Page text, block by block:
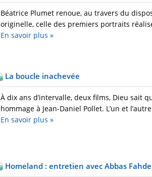
Béatrice Plumet renoue, au travers du
originelle, celle des premiers portraits
En savoir plus »
La boucle inachevée
À dix ans d’intervalle, deux films, Dieu sait
hommage à Jean-Daniel Pollet. L’un et
En savoir plus »
Homeland : entretien avec Abbas